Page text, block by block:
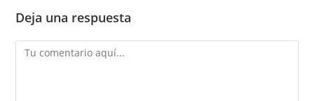
Deja una respuesta